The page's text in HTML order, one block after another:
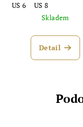
US 6
US 8
Skladem
Detail